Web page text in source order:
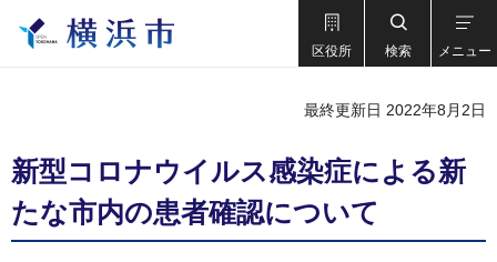
区役所 検索 メニュー
最終更新日 2022年8月2日
新型コロナウイルス感染症による新
たな市内の患者確認について